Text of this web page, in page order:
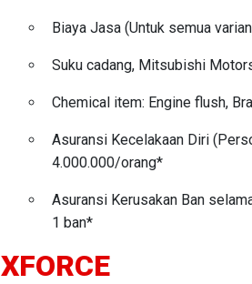
Biaya Jasa (Untuk semua
Suku cadang, Mitsubishi
Chemical item: Engine flush,
Asuransi Kecelakaan Diri
4.000.000/orang*
Asuransi Kerusakan Ban
1 ban*
XFORCE